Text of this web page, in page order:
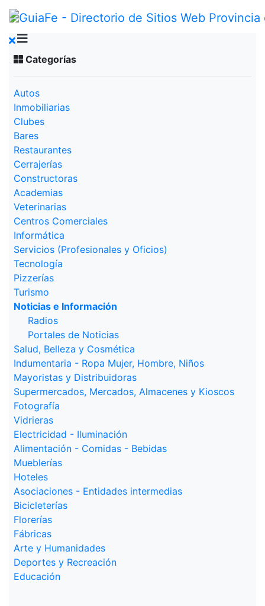
Categorías
Autos
Inmobiliarias
Clubes
Bares
Restaurantes
Cerrajerías
Constructoras
Academias
Veterinarias
Centros Comerciales
Informática
Servicios (Profesionales y Oficios)
Tecnología
Pizzerías
Turismo
Noticias e Información
Radios
Portales de Noticias
Salud, Belleza y Cosmética
Indumentaria - Ropa Mujer, Hombre, Niños
Mayoristas y Distribuidoras
Supermercados, Mercados, Almacenes y Kioscos
Fotografía
Vidrieras
Electricidad - Iluminación
Alimentación - Comidas - Bebidas
Mueblerías
Hoteles
Asociaciones - Entidades intermedias
Bicicleterías
Florerías
Fábricas
Arte y Humanidades
Deportes y Recreación
Educación